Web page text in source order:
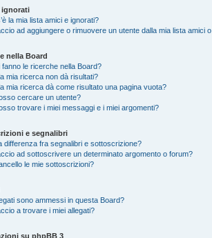
ignorati
la mia lista amici e ignorati?
ad aggiungere o rimuovere un utente dalla mia lista amici
nella Board
fanno le ricerche nella Board?
mia ricerca non dà risultati?
mia ricerca dà come risultato una pagina vuota?
cercare un utente?
trovare i miei messaggi e i miei argomenti?
e segnalibri
differenza fra segnalibri e sottoscrizione?
ad sottoscrivere un determinato argomento o forum?
le mie sottoscrizioni?
sono ammessi in questa Board?
a trovare i miei allegati?
su phpBB 3